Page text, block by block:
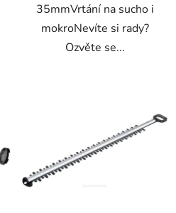
35mmVrtání na sucho i
mokroNevíte si rady?
Ozvěte se...